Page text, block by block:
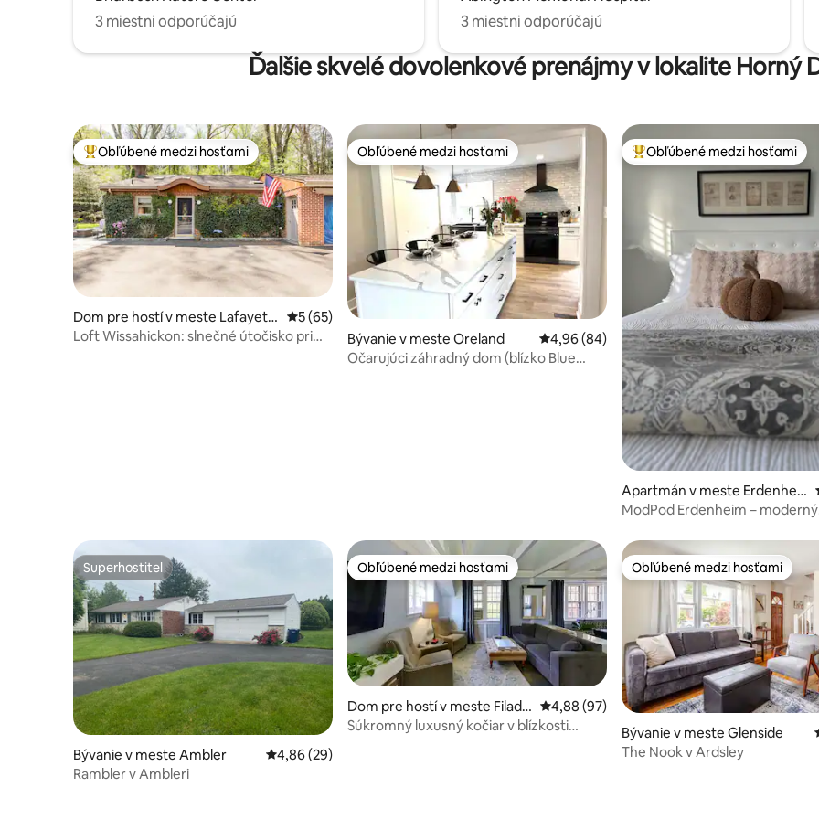
3 miestni odporúčajú
3 miestni odporúčajú
Ďalšie skvelé dovolenkové prenájmy v lokalite Horný
Najobľúbenejšie medzi hosťami
Obľúbené medzi hosťami
Dom pre hostí v meste Lafayett
e Hill
Priemerné ohodnotenie 5 z 5, počet hodnotení: 65
5 (65)
Loft Wissahickon: slnečné útočisko pri
Obľúbené medzi hosťami
Obľúbené medzi hosťami
Bývanie v meste Oreland Priemerné ohodnotenie 4,96 z 5, počet
4,96 (84)
Očarujúci záhradný dom (blízko Blue
Najobľúbenejšie medzi hosťami
Obľúbené medzi hosťami
Apartmán v meste Erdenhei
m
ModPod Erdenheim – moderný
Superhostiteľ
Superhostiteľ
Bývanie v meste Ambler Priemerné ohodnotenie 4,86 z 5, počet hodnotení: 29
4,86 (29)
Rambler v Ambleri
Obľúbené medzi hosťami
Obľúbené medzi hosťami
Dom pre hostí v meste Filadel
fia
Priemerné ohodnotenie 4,88 z 5, počet
4,88 (97)
Súkromný luxusný kočiar v blízkosti
Obľúbené medzi hosťami
Obľúbené medzi hosťami
Bývanie v meste Glenside
The Nook v Ardsley